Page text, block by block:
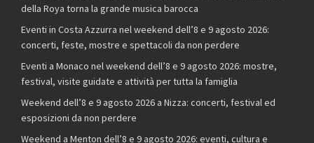
della Roya torna la grande musica barocca
Eventi in Costa Azzurra nel weekend dell’8 e 9 agosto 2026:
concerti, feste, mostre e spettacoli da non perdere
Eventi a Monaco nel weekend dell’8 e 9 agosto 2026: mostre,
festival, visite guidate e attività per tutta la famiglia
Weekend dell’8 e 9 agosto 2026 a Nizza: concerti, festival ed
esposizioni da non perdere
Weekend a Menton dell’8 e 9 agosto 2026: eventi, cultura e